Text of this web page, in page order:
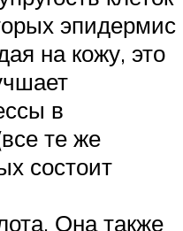
эпидермис
на кожу, это
в
те же
состоит
Она также